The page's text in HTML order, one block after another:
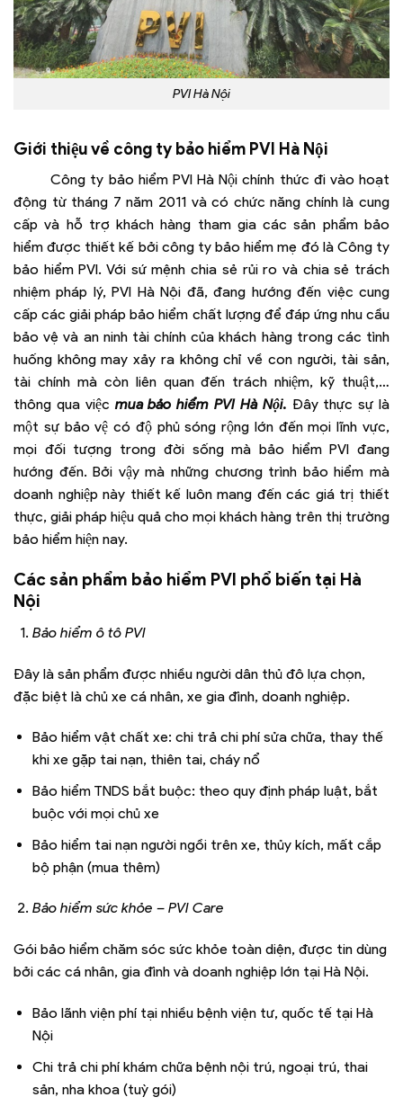
PVI Hà Nội
Giới thiệu về công ty bảo hiểm PVI Hà Nội
Công ty bảo hiểm PVI Hà Nội chính thức đi vào hoạt
động từ tháng 7 năm 2011 và có chức năng chính là cung
cấp và hỗ trợ khách hàng tham gia các sản phẩm bảo
hiểm được thiết kế bởi công ty bảo hiểm mẹ đó là Công ty
bảo hiểm PVI. Với sứ mệnh chia sẻ rủi ro và chia sẻ trách
nhiệm pháp lý, PVI Hà Nội đã, đang hướng đến việc cung
cấp các giải pháp bảo hiểm chất lượng để đáp ứng nhu cầu
bảo vệ và an ninh tài chính của khách hàng trong các tình
huống không may xảy ra không chỉ về con người, tài sản,
tài chính mà còn liên quan đến trách nhiệm, kỹ thuật,…
thông qua việc mua bảo hiểm PVI Hà Nội. Đây thực sự là
một sự bảo vệ có độ phủ sóng rộng lớn đến mọi lĩnh vực,
mọi đối tượng trong đời sống mà bảo hiểm PVI đang
hướng đến. Bởi vậy mà những chương trình bảo hiểm mà
doanh nghiệp này thiết kế luôn mang đến các giá trị thiết
thực, giải pháp hiệu quả cho mọi khách hàng trên thị trường
bảo hiểm hiện nay.
Các sản phẩm bảo hiểm PVI phổ biến tại Hà
Nội
Bảo hiểm ô tô PVI
Đây là sản phẩm được nhiều người dân thủ đô lựa chọn,
đặc biệt là chủ xe cá nhân, xe gia đình, doanh nghiệp.
Bảo hiểm vật chất xe: chi trả chi phí sửa chữa, thay thế
khi xe gặp tai nạn, thiên tai, cháy nổ
Bảo hiểm TNDS bắt buộc: theo quy định pháp luật, bắt
buộc với mọi chủ xe
Bảo hiểm tai nạn người ngồi trên xe, thủy kích, mất cắp
bộ phận (mua thêm)
Bảo hiểm sức khỏe – PVI Care
Gói bảo hiểm chăm sóc sức khỏe toàn diện, được tin dùng
bởi các cá nhân, gia đình và doanh nghiệp lớn tại Hà Nội.
Bảo lãnh viện phí tại nhiều bệnh viện tư, quốc tế tại Hà
Nội
Chi trả chi phí khám chữa bệnh nội trú, ngoại trú, thai
sản, nha khoa (tuỳ gói)